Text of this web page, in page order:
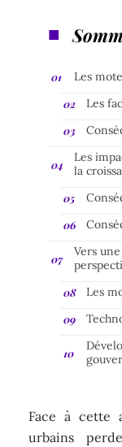
Les
Les
Les
la
Vers
Les
Face à cette
urbains